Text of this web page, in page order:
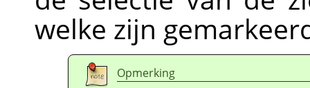
welke zijn
Opmerking